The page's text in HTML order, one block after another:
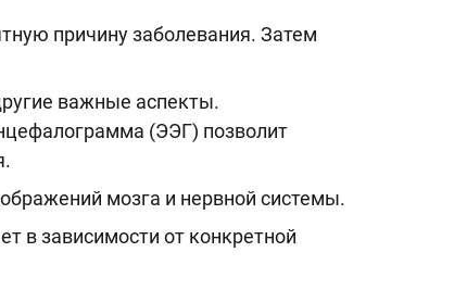
причину заболевания. Затем
важные аспекты.
(ЭЭГ) позволит
мозга и нервной системы.
в зависимости от конкретной